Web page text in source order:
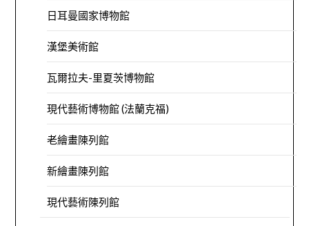
日耳曼國家博物館
漢堡美術館
瓦爾拉夫-里夏茨博物館
現代藝術博物館 (法蘭克福)
老繪畫陳列館
新繪畫陳列館
現代藝術陳列館